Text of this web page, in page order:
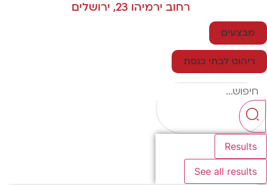
רחוב ירמיהו 23, ירושלים
מבצעים
ריהוט לבתי כנסת
Results
See all results